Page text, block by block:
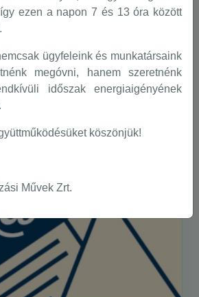
2025. november 20-tól
a víziközmű-szolgáltatásról
alapján tájékoztatjuk
hogy a Fővárosi Csatornázási
a Magyar Energetikai és Közmű-
megváltozott.
ezen a napon 7 és 13 óra között
ügyfeleink és munkatársaink
megóvni, hanem szeretnénk
időszak energiaigényének
köszönjük!
Művek Zrt.